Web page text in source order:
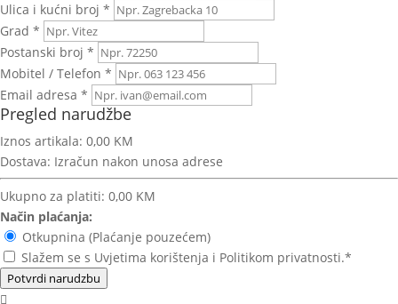
Ulica i kućni broj *
Grad *
Postanski broj *
Mobitel / Telefon *
Email adresa *
Pregled narudžbe
Iznos artikala: 0,00 KM
Dostava: Izračun nakon unosa adrese
Ukupno za platiti: 0,00 KM
Način plaćanja:
Otkupnina (Plaćanje pouzećem)
Slažem se s Uvjetima korištenja i Politikom privatnosti.*
Potvrdi narudzbu